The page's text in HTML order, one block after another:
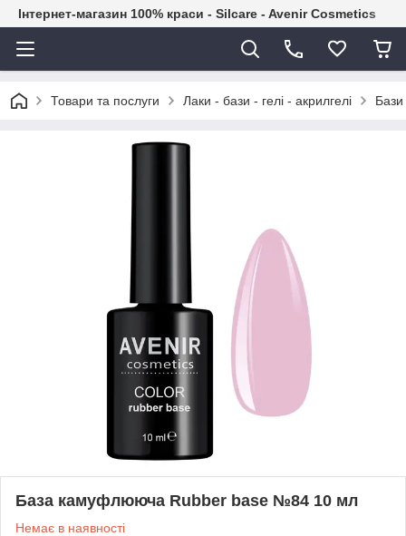
Інтернет-магазин 100% краси - Silcare - Avenir Cosmetics
Товари та послуги Лаки - бази - гелі - акрилгелі
База камуфлююча Rubber base №84 10 мл
Немає в наявності